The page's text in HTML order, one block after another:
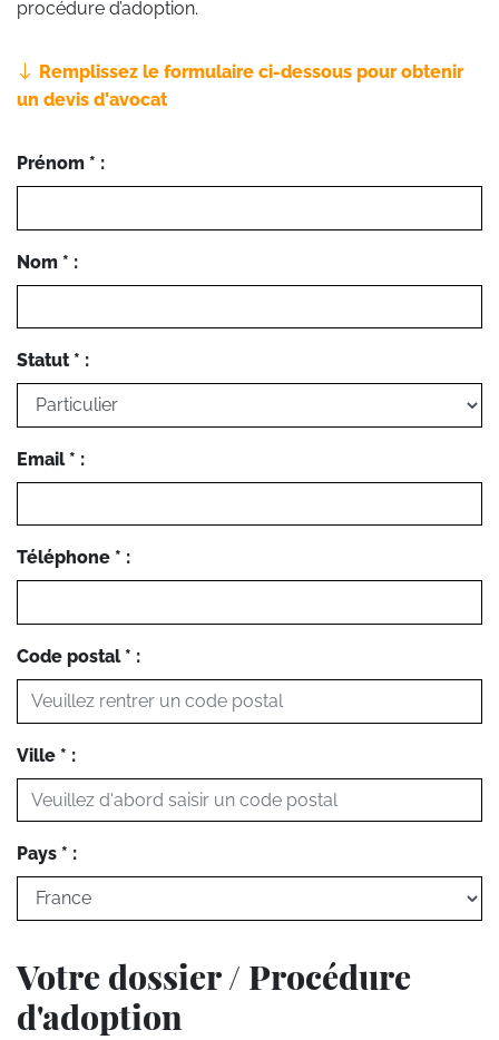
procédure d’adoption.
Remplissez le formulaire ci-dessous pour obtenir
un devis d'avocat
Prénom * :
Nom * :
Statut * :
Email * :
Téléphone * :
Code postal * :
Ville * :
Pays * :
Votre dossier / Procédure
d'adoption